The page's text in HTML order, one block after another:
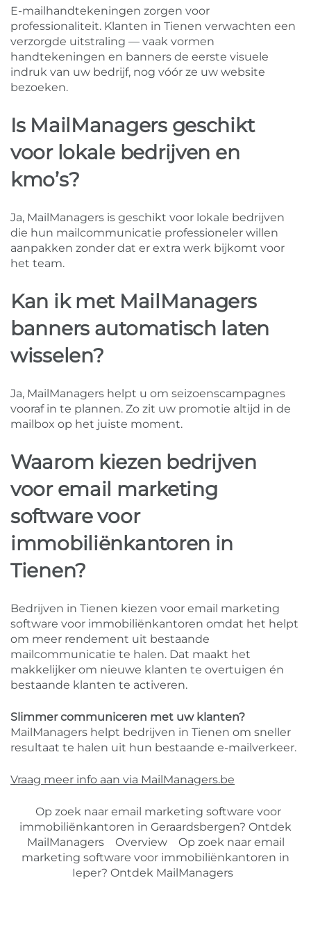
E-mailhandtekeningen zorgen voor
professionaliteit. Klanten in Tienen verwachten een
verzorgde uitstraling — vaak vormen
handtekeningen en banners de eerste visuele
indruk van uw bedrijf, nog vóór ze uw website
bezoeken.
Is MailManagers geschikt
voor lokale bedrijven en
kmo’s?
Ja, MailManagers is geschikt voor lokale bedrijven
die hun mailcommunicatie professioneler willen
aanpakken zonder dat er extra werk bijkomt voor
het team.
Kan ik met MailManagers
banners automatisch laten
wisselen?
Ja, MailManagers helpt u om seizoenscampagnes
vooraf in te plannen. Zo zit uw promotie altijd in de
mailbox op het juiste moment.
Waarom kiezen bedrijven
voor email marketing
software voor
immobiliënkantoren in
Tienen?
Bedrijven in Tienen kiezen voor email marketing
software voor immobiliënkantoren omdat het helpt
om meer rendement uit bestaande
mailcommunicatie te halen. Dat maakt het
makkelijker om nieuwe klanten te overtuigen én
bestaande klanten te activeren.
Slimmer communiceren met uw klanten?
MailManagers helpt bedrijven in Tienen om sneller
resultaat te halen uit hun bestaande e-mailverkeer.
Vraag meer info aan via MailManagers.be
Op zoek naar email marketing software voor
immobiliënkantoren in Geraardsbergen? Ontdek
MailManagers
Overview
Op zoek naar email
marketing software voor immobiliënkantoren in
Ieper? Ontdek MailManagers